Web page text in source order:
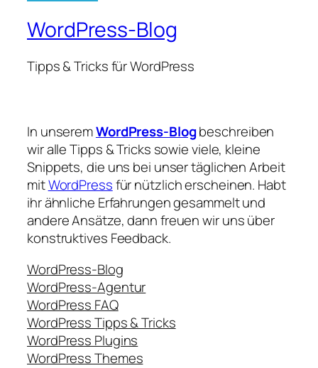
WordPress-Blog
Tipps & Tricks für WordPress
In unseremWordPress-Blogbeschreiben
wir alle Tipps & Tricks sowie viele, kleine
Snippets, die uns bei unser täglichen Arbeit
mitWordPressfür nützlich erscheinen. Habt
ihr ähnliche Erfahrungen gesammelt und
andere Ansätze, dann freuen wir uns über
konstruktives Feedback.
WordPress-Blog
WordPress-Agentur
WordPress FAQ
WordPress Tipps & Tricks
WordPress Plugins
WordPress Themes